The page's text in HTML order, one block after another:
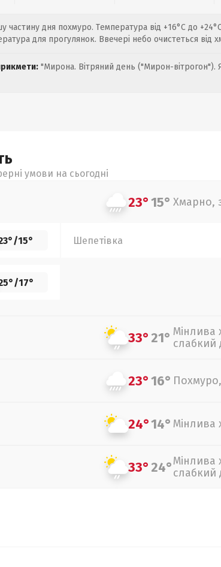
частину дня похмуро. Температура від +16°C до
для прогулянок. Ввечері небо очистеться від
"Мирона. Вітряний день ("Мирон-
умови на сьогодні
23°15° Хмарно,
/15° Шепетівка
/17°
33°21° Мінлива
слабкий
23°16°
24°14° Мінлива
33°24°Мінлива
слабкий